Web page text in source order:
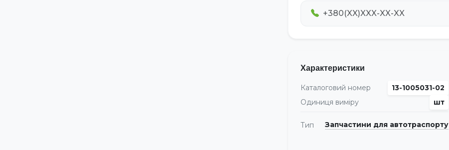
Характеристики
Каталоговий номер
13-1005031-02
Одиниця виміру
шт
Тип Запчастини для автотраспорту